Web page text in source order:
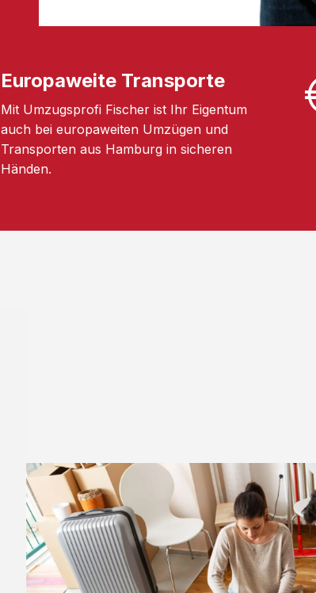
Europaweite Transporte
Mit Umzugsprofi Fischer ist Ihr Eigentum
auch bei europaweiten Umzügen und
Transporten aus Hamburg in sicheren
Händen.